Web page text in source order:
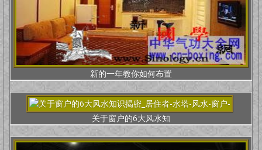
新的一年教你如何布置
关于窗户的6大风水知